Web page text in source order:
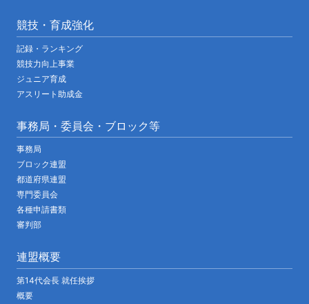
競技・育成強化
記録・ランキング
競技力向上事業
ジュニア育成
アスリート助成金
事務局・委員会・ブロック等
事務局
ブロック連盟
都道府県連盟
専門委員会
各種申請書類
審判部
連盟概要
第14代会長 就任挨拶
概要